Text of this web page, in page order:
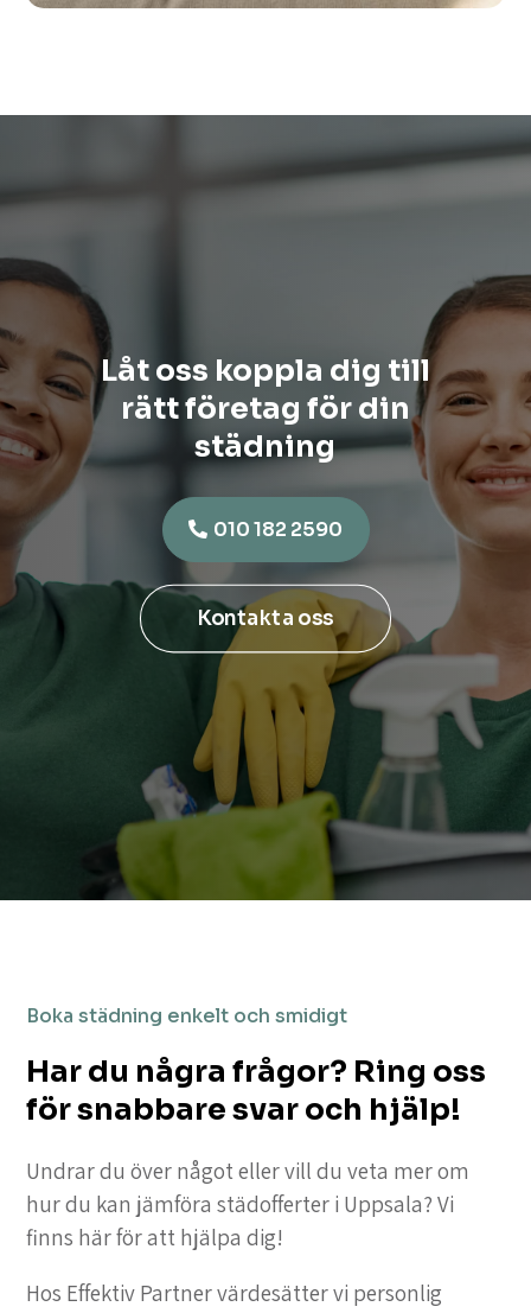
Låt oss koppla dig till
rätt företag för din
städning
010 182 2590
Kontakta oss
Boka städning enkelt och smidigt
Har du några frågor? Ring oss
för snabbare svar och hjälp!
Undrar du över något eller vill du veta mer om
hur du kan jämföra städofferter i Uppsala? Vi
finns här för att hjälpa dig!
Hos Effektiv Partner värdesätter vi personlig